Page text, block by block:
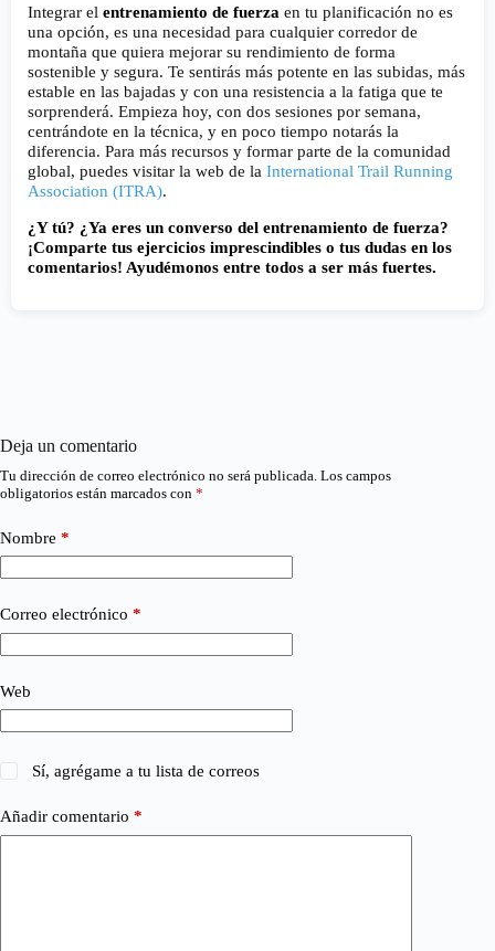
Integrar el entrenamiento de fuerza en tu planificación no es
una opción, es una necesidad para cualquier corredor de
montaña que quiera mejorar su rendimiento de forma
sostenible y segura. Te sentirás más potente en las subidas, más
estable en las bajadas y con una resistencia a la fatiga que te
sorprenderá. Empieza hoy, con dos sesiones por semana,
centrándote en la técnica, y en poco tiempo notarás la
diferencia. Para más recursos y formar parte de la comunidad
global, puedes visitar la web de la International Trail Running
Association (ITRA).
¿Y tú? ¿Ya eres un converso del entrenamiento de fuerza?
¡Comparte tus ejercicios imprescindibles o tus dudas en los
comentarios! Ayudémonos entre todos a ser más fuertes.
Deja un comentario
Tu dirección de correo electrónico no será publicada. Los campos
obligatorios están marcados con *
Nombre *
Correo electrónico *
Web
Sí, agrégame a tu lista de correos
Añadir comentario *